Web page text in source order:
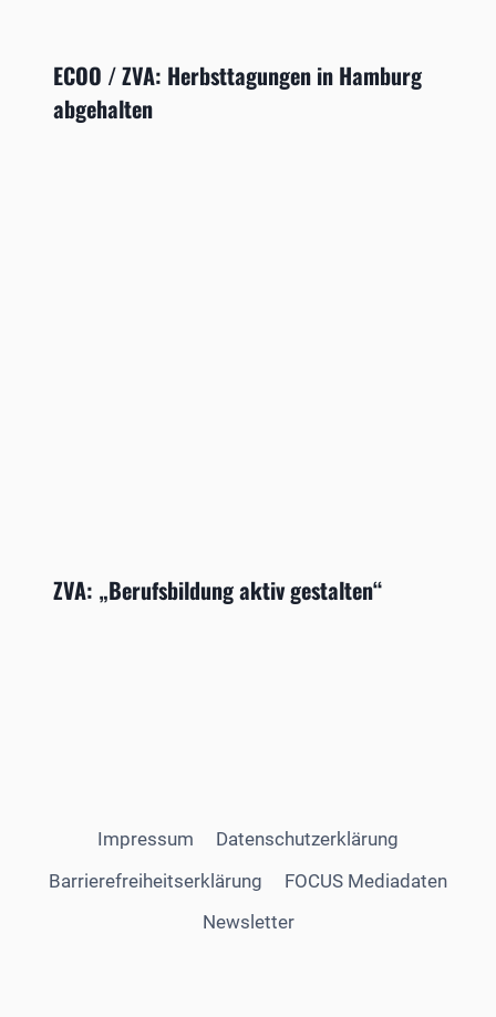
ECOO / ZVA: Herbsttagungen in Hamburg
abgehalten
ZVA: „Berufsbildung aktiv gestalten“
Impressum
Datenschutzerklärung
Barrierefreiheitserklärung
FOCUS Mediadaten
Newsletter